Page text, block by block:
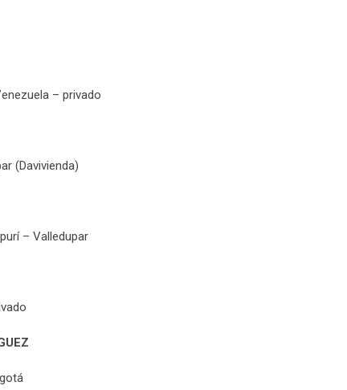
– privado
(Davivienda)
– Valledupar